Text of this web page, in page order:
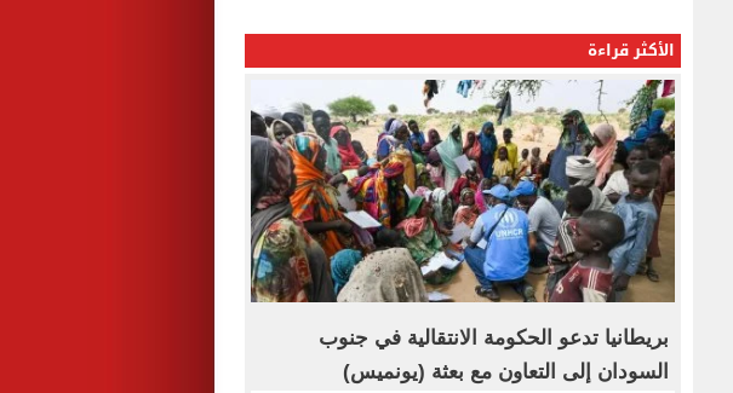
الأكثر قراءة
بريطانيا تدعو الحكومة الانتقالية في جنوب
السودان إلى التعاون مع بعثة (يونميس)